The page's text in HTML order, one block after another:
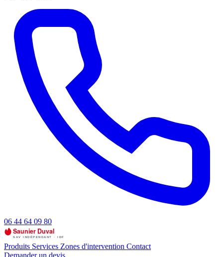
06 44 64 09 80
Produits Services Zones d'intervention Contact
Demander un devis